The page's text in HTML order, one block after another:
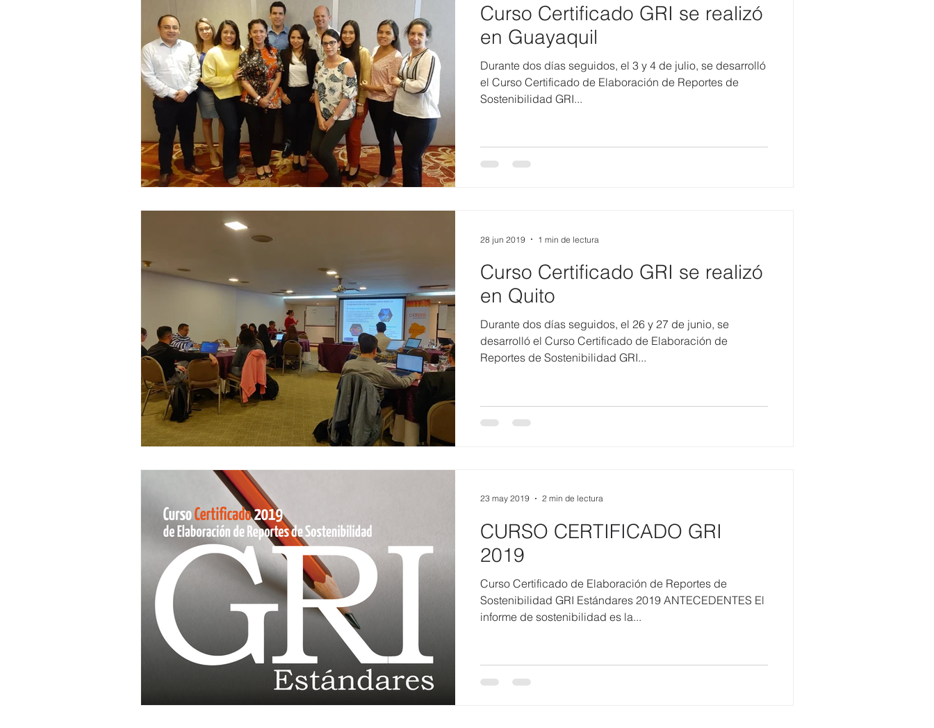
Curso Certificado GRI se realizó
en Guayaquil
Durante dos días seguidos, el 3 y 4 de julio, se desarrolló
el Curso Certificado de Elaboración de Reportes de
Sostenibilidad GRI...
Curso Certificado GRI se realizó
en Quito
Durante dos días seguidos, el 26 y 27 de junio, se
desarrolló el Curso Certificado de Elaboración de
Reportes de Sostenibilidad GRI...
28 jun 2019 1 min de lectura
CURSO CERTIFICADO GRI
2019
Curso Certificado de Elaboración de Reportes de
Sostenibilidad GRI Estándares 2019 ANTECEDENTES El
informe de sostenibilidad es la...
23 may 2019 2 min de lectura